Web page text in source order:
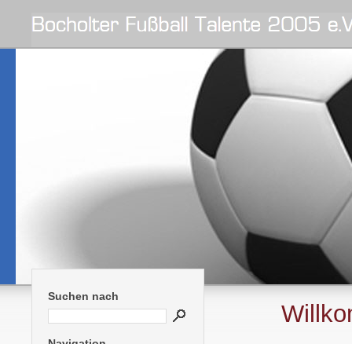
Suchen nach